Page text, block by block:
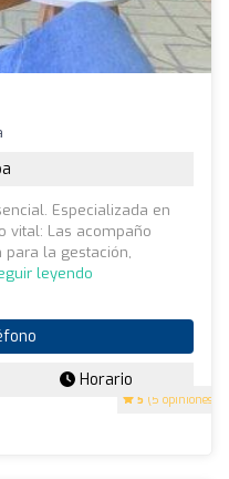
5 (5 opiniones)
Especializada en
vital: Las acompaño
la gestación,
leyendo
Horario